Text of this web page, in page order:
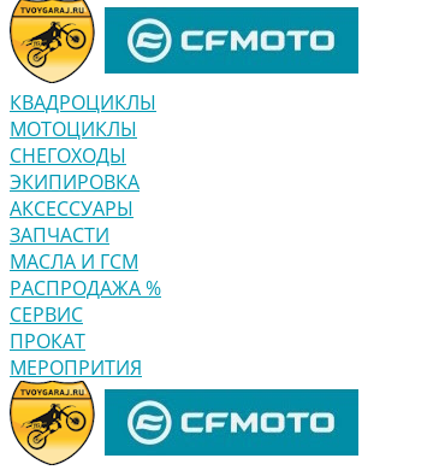
КВАДРОЦИКЛЫ
МОТОЦИКЛЫ
СНЕГОХОДЫ
ЭКИПИРОВКА
АКСЕССУАРЫ
ЗАПЧАСТИ
МАСЛА И ГСМ
РАСПРОДАЖА %
СЕРВИС
ПРОКАТ
МЕРОПРИТИЯ